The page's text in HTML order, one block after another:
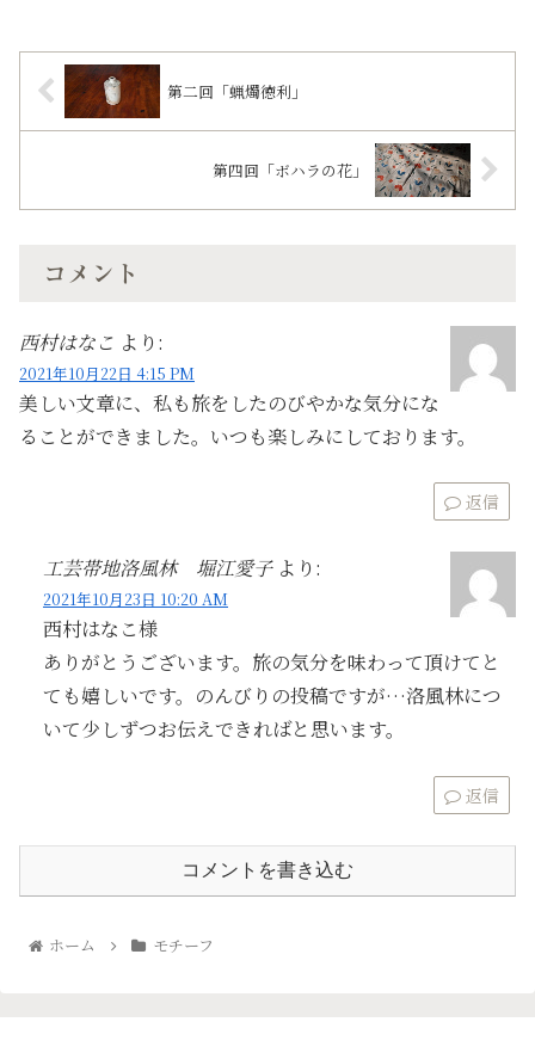
第二回「蝋燭徳利」
第四回「ボハラの花」
コメント
西村はなこ より:
2021年10月22日 4:15 PM
美しい文章に、私も旅をしたのびやかな気分にな
ることができました。いつも楽しみにしております。
返信
工芸帯地洛風林 堀江愛子 より:
2021年10月23日 10:20 AM
西村はなこ様
ありがとうございます。旅の気分を味わって頂けてと
ても嬉しいです。のんびりの投稿ですが…洛風林につ
いて少しずつお伝えできればと思います。
返信
コメントを書き込む
ホーム モチーフ